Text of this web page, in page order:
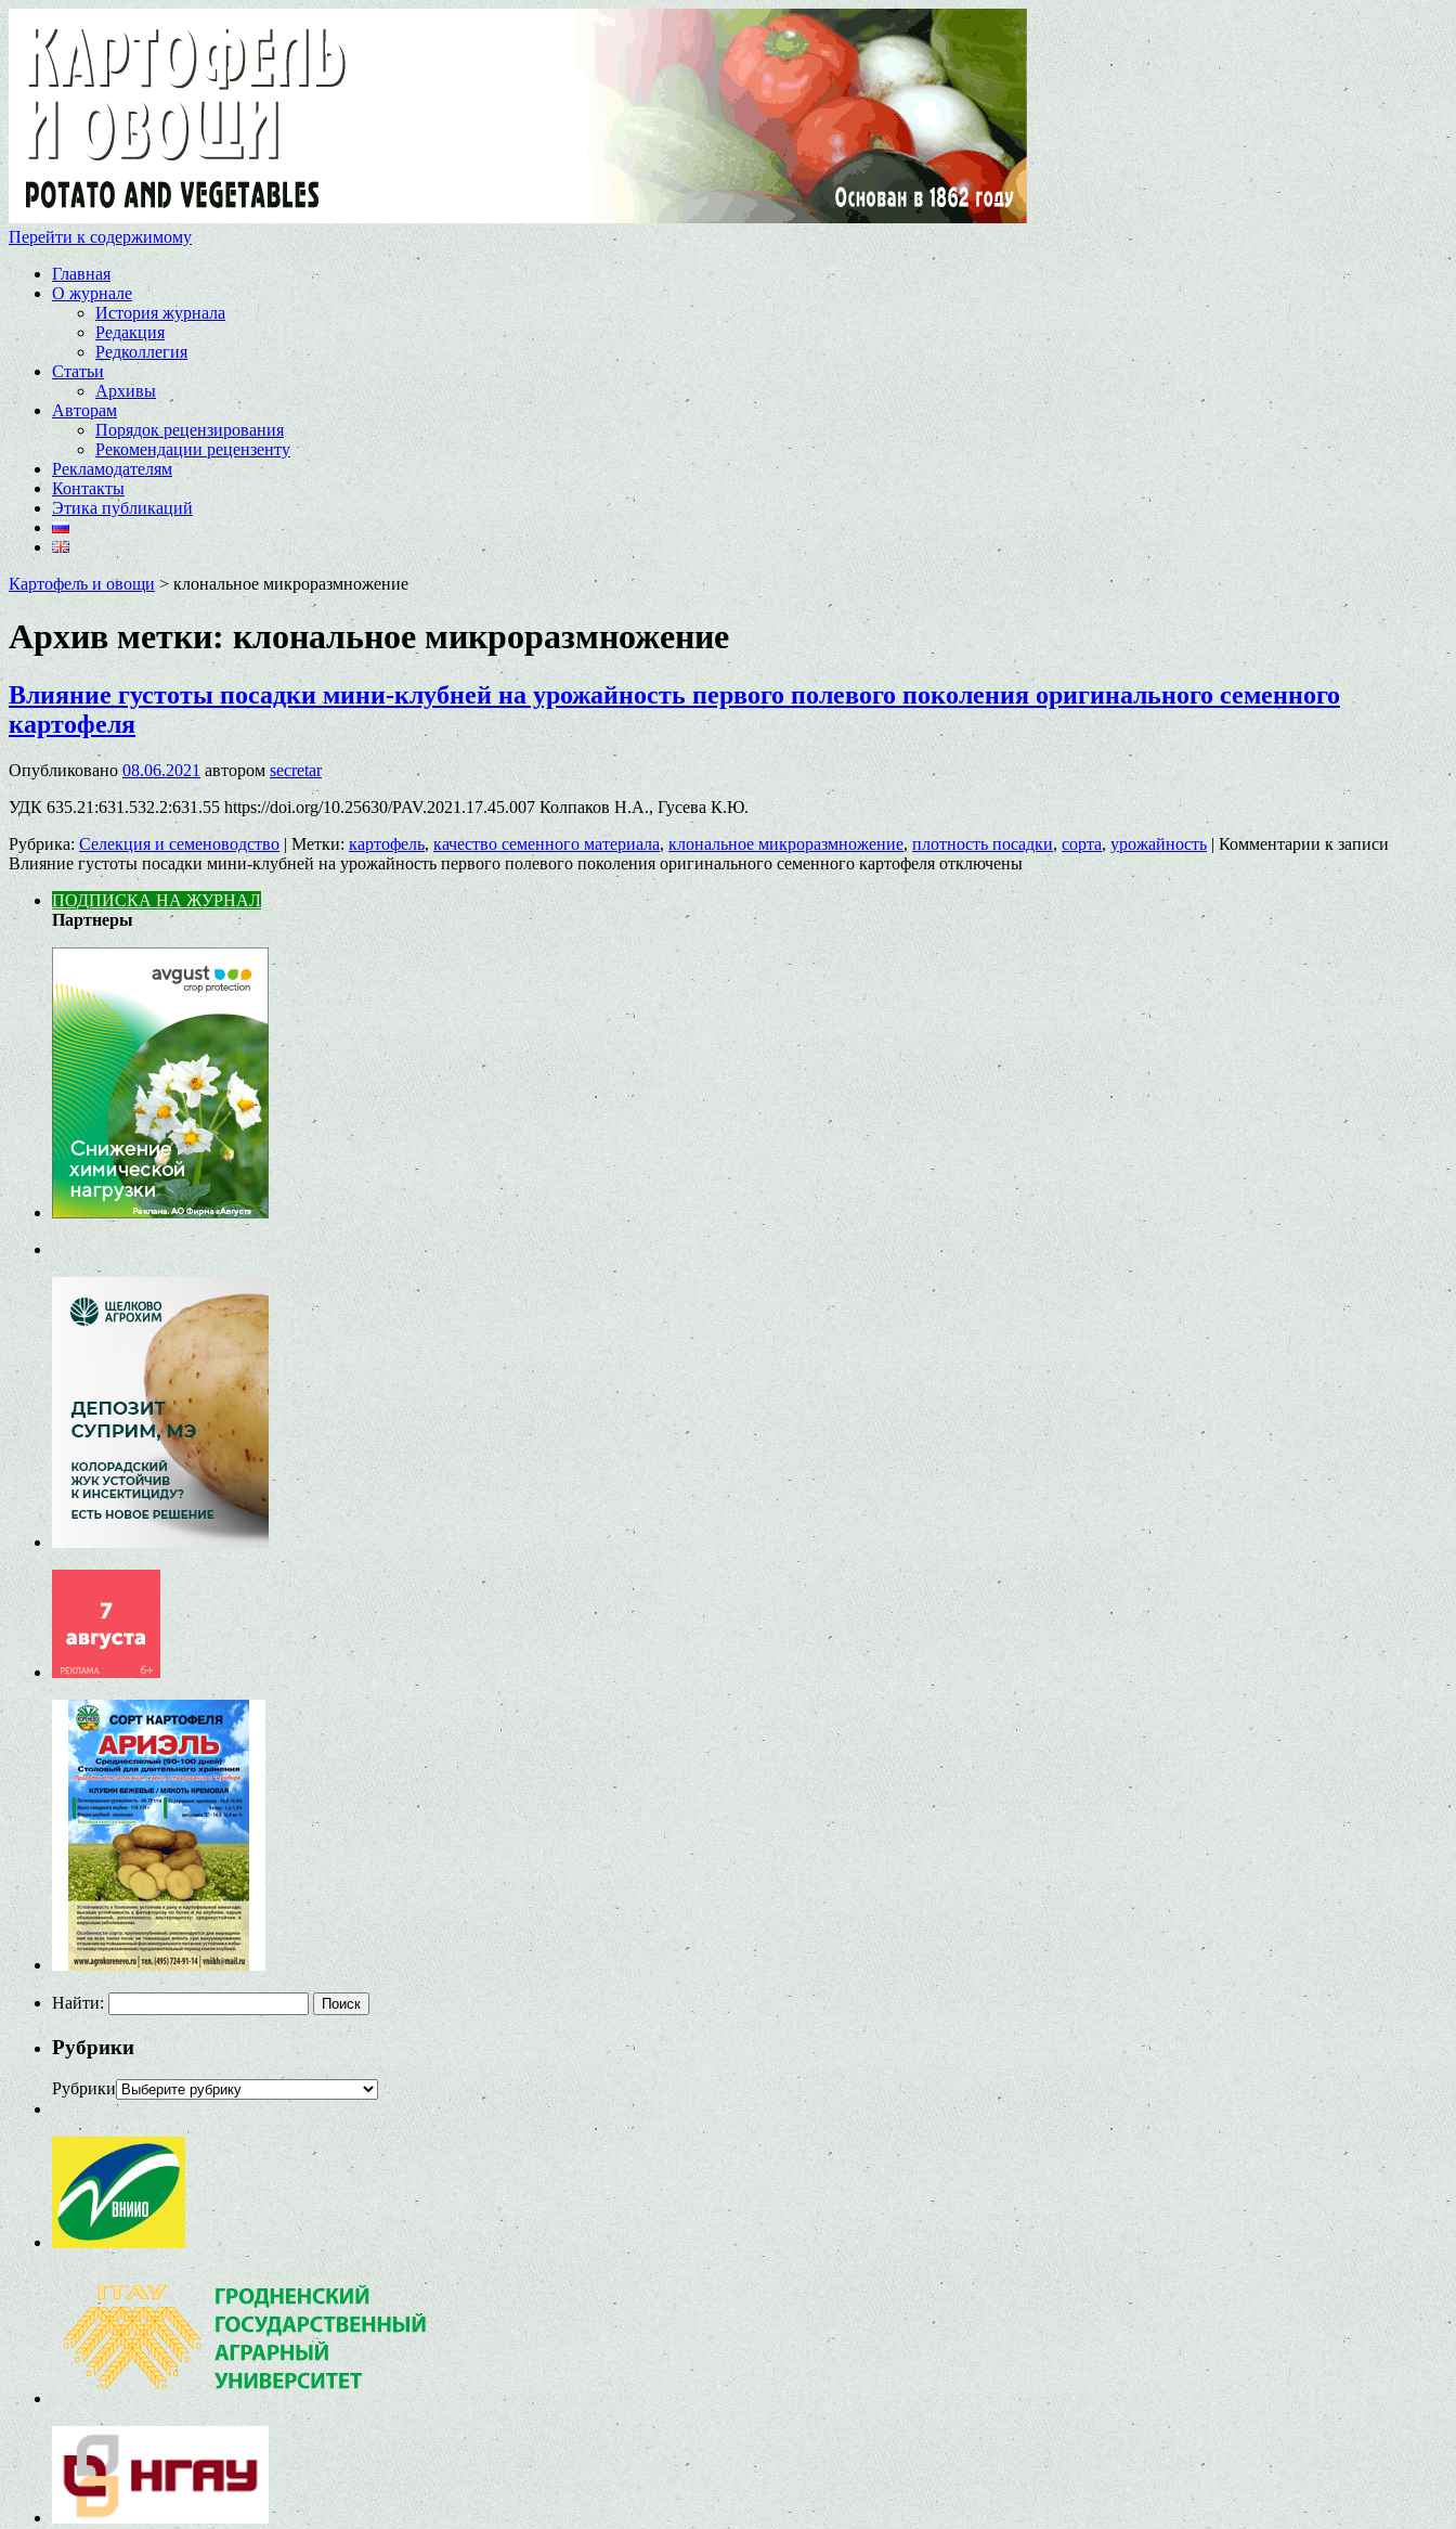
Перейти к содержимому
Главная
О журнале
История журнала
Редакция
Редколлегия
Статьи
Архивы
Авторам
Порядок рецензирования
Рекомендации рецензенту
Рекламодателям
Контакты
Этика публикаций
Картофель и овощи > клональное микроразмножение
Архив метки: клональное микроразмножение
Влияние густоты посадки мини-клубней на урожайность первого полевого поколения оригинального семенного
картофеля
Опубликовано 08.06.2021 автором secretar
УДК 635.21:631.532.2:631.55 https://doi.org/10.25630/PAV.2021.17.45.007 Колпаков Н.А., Гусева К.Ю.
Рубрика: Селекция и семеноводство | Метки: картофель,качество семенного материала, клональное микроразмножение,плотность посадки, сорта,урожайность | Комментариик записи
Влияние густоты посадки мини-клубней на урожайность первого полевого поколения оригинального семенного картофеля отключены
ПОДПИСКА НА ЖУРНАЛ
Партнеры
Найти:
Рубрики
Рубрики